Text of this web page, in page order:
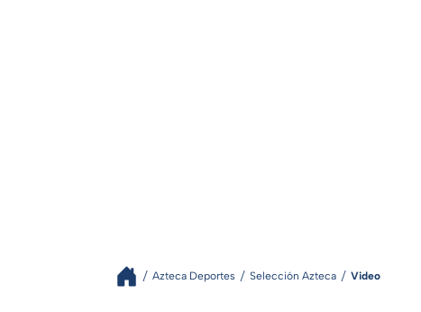
Azteca Deportes Selección Azteca Video